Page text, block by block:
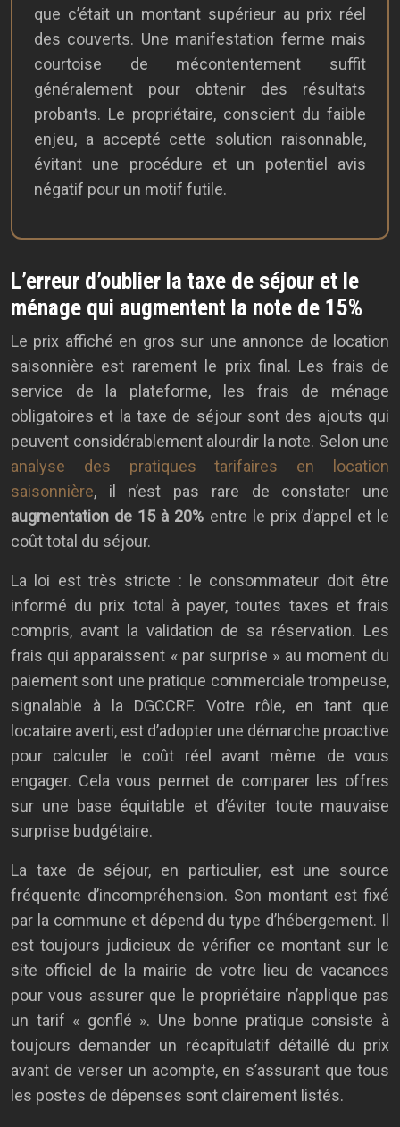
que c’était un montant supérieur au prix réel
des couverts. Une manifestation ferme mais
courtoise de mécontentement suffit
généralement pour obtenir des résultats
probants. Le propriétaire, conscient du faible
enjeu, a accepté cette solution raisonnable,
évitant une procédure et un potentiel avis
négatif pour un motif futile.
L’erreur d’oublier la taxe de séjour et le
ménage qui augmentent la note de 15%
Le prix affiché en gros sur une annonce de location
saisonnière est rarement le prix final. Les frais de
service de la plateforme, les frais de ménage
obligatoires et la taxe de séjour sont des ajouts qui
peuvent considérablement alourdir la note. Selon une
analyse des pratiques tarifaires en location
saisonnière, il n’est pas rare de constater une
augmentation de 15 à 20% entre le prix d’appel et le
coût total du séjour.
La loi est très stricte : le consommateur doit être
informé du prix total à payer, toutes taxes et frais
compris, avant la validation de sa réservation. Les
frais qui apparaissent « par surprise » au moment du
paiement sont une pratique commerciale trompeuse,
signalable à la DGCCRF. Votre rôle, en tant que
locataire averti, est d’adopter une démarche proactive
pour calculer le coût réel avant même de vous
engager. Cela vous permet de comparer les offres
sur une base équitable et d’éviter toute mauvaise
surprise budgétaire.
La taxe de séjour, en particulier, est une source
fréquente d’incompréhension. Son montant est fixé
par la commune et dépend du type d’hébergement. Il
est toujours judicieux de vérifier ce montant sur le
site officiel de la mairie de votre lieu de vacances
pour vous assurer que le propriétaire n’applique pas
un tarif « gonflé ». Une bonne pratique consiste à
toujours demander un récapitulatif détaillé du prix
avant de verser un acompte, en s’assurant que tous
les postes de dépenses sont clairement listés.